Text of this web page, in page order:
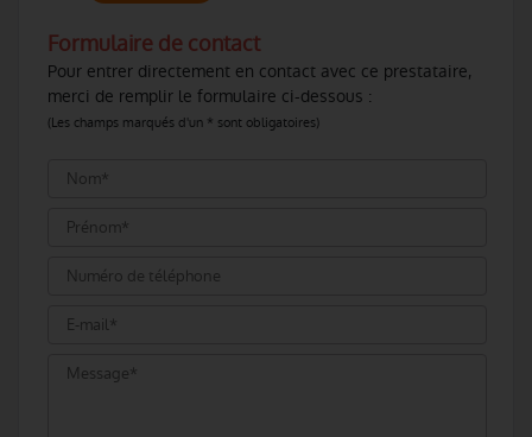
Formulaire de contact
Pour entrer directement en contact avec ce prestataire,
merci de remplir le formulaire ci-dessous :
(Les champs marqués d'un * sont obligatoires)